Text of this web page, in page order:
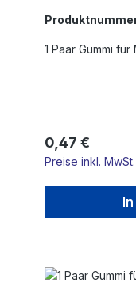
1 Paar Gummi für
Regulärer
0,47 €
Preise inkl.